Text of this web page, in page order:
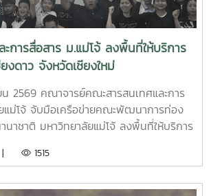
การสื่อสาร ม.แม่โจ้ ลงพื้นที่ให้บริการ
งดาว จังหวัดเชียงใหม่
2569 คณาจารย์คณะสารสนเทศและการ
แม่โจ้ จับมือเครือข่ายคณะพัฒนาการท่อง
นาชาติ มหาวิทยาลัยแม่โจ้ ลงพื้นที่ให้บริการ
ลอดจนเรียนรู้การเท่าทันภัยออนไลน์และ
พันธ์ ชุมชนเมืองนะ อ.เชียงดาว จ.เชียงใหม่
| 1515